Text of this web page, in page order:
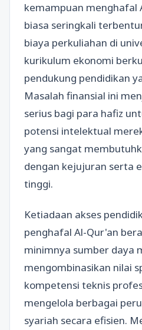
kemampuan menghafal
biasa seringkali
biaya perkuliahan di
kurikulum ekonomi
pendukung pendidikan
Masalah finansial ini
serius bagi para hafiz
potensi intelektual
yang sangat
dengan kejujuran serta
tinggi.
Ketiadaan akses
penghafal Al-Qur'an
minimnya sumber daya
mengombinasikan nilai
kompetensi teknis
mengelola berbagai
syariah secara efisien.